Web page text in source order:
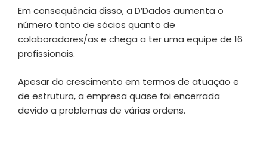
Em consequência disso, a D’Dados aumenta o
número tanto de sócios quanto de
colaboradores/as e chega a ter uma equipe de 16
profissionais.
Apesar do crescimento em termos de atuação e
de estrutura, a empresa quase foi encerrada
devido a problemas de várias ordens.